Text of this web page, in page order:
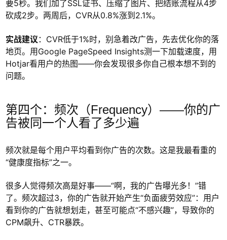
要5秒。我们加了SSL证书、压缩了图片、把结账流程从4步
砍成2步。两周后，CVR从0.8%涨到2.1%。
实战建议 ：CVR低于1%时，别急着改广告，先去优化你的落
地页。用Google PageSpeed Insights测一下加载速度，用
Hotjar看用户的热图——你会发现很多你自己根本想不到的
问题。
第四个：频次（Frequency）——你的广
告被同一个人看了多少遍
频次就是每个用户平均看到你广告的次数。这是我最看重的
“健康度指标”之一。
很多人觉得频次高是好事——“啊，我的广告曝光多！”错
了。频次超过3，你的广告就开始产生“负面疲劳效应”：用户
看到你的广告就想划走，甚至可能点“不感兴趣”，导致你的
CPM飙升、CTR暴跌。